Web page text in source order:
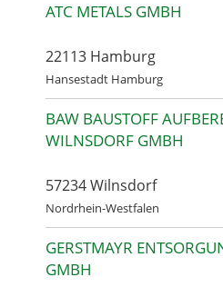
ATC METALS GMBH
22113 Hamburg
Hansestadt Hamburg
BAW BAUSTOFF
WILNSDORF GMBH
57234 Wilnsdorf
Nordrhein-Westfalen
GERSTMAYR
GMBH